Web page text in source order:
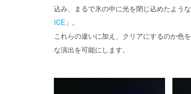
込み、まるで氷の中に光を閉じ込めたよう
ICE 」。
これらの違いに加え、クリアにするのか色
な演出を可能にします。